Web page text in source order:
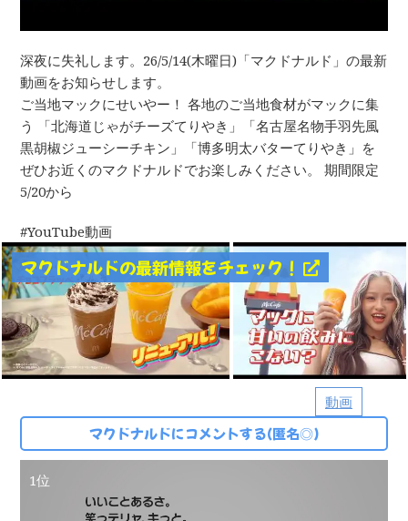
深夜に失礼します。26/5/14(木曜日)「マクドナルド」の最新
動画をお知らせします。
ご当地マックにせいやー！ 各地のご当地食材がマックに集
う 「北海道じゃがチーズてりやき」「名古屋名物手羽先風
黒胡椒ジューシーチキン」「博多明太バターてりやき」を
ぜひお近くのマクドナルドでお楽しみください。 期間限定
5/20から
動画
YouTube動画
マクドナルドの最新情報をチェック！
マクドナルドにコメントする(匿名◎)
1位